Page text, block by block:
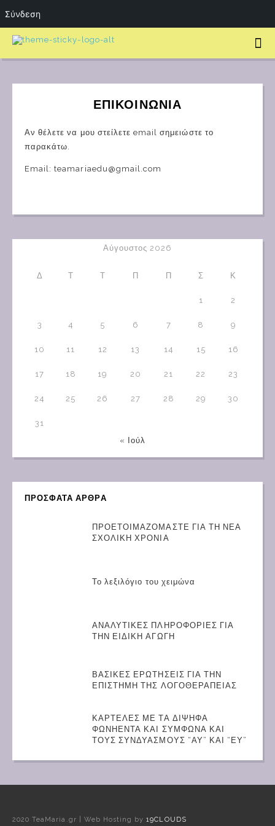
ΕΠΙΚΟΙΝΩΝΊΑ
Αν θέλετε να μου στείλετε email σημειώστε το
παρακάτω.
Email: teamariaedu@gmail.com
Αύγουστος 2026
Δ Τ Τ Π Π Σ Κ
1 2
3 4 5 6 7 8 9
10 11 12 13 14 15 16
17 18 19 20 21 22 23
24 25 26 27 28 29 30
31
« Ιούλ
ΠΡΟΣΦΑΤΑ ΑΡΘΡΑ
ΠΡΟΕΤΟΙΜΑΖΟΜΑΣΤΕ ΓΙΑ ΤΗ ΝΕΑ
ΣΧΟΛΙΚΗ ΧΡΟΝΙΑ
Το λεξιλόγιο του χειμώνα
ΑΝΑΛΥΤΙΚΕΣ ΠΛΗΡΟΦΟΡΙΕΣ ΓΙΑ
ΤΗΝ ΕΙΔΙΚΗ ΑΓΩΓΗ
ΒΑΣΙΚΕΣ ΕΡΩΤΗΣΕΙΣ ΓΙΑ ΤΗΝ
ΕΠΙΣΤΗΜΗ ΤΗΣ ΛΟΓΟΘΕΡΑΠΕΙΑΣ
ΚΑΡΤΕΛΕΣ ΜΕ ΤΑ ΔΙΨΗΦΑ
ΦΩΝΗΕΝΤΑ ΚΑΙ ΣΥΜΦΩΝΑ ΚΑΙ
ΤΟΥΣ ΣΥΝΔΥΑΣΜΟΥΣ “ΑΥ” ΚΑΙ “ΕΥ”
2020 TeaMaria.gr | Web Hosting by19CLOUDS
Σύνδεση